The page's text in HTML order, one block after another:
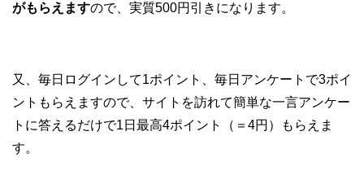
がもらえますので、実質500円引きになります。
又、毎日ログインして1ポイント、毎日アンケートで3ポイ
ントもらえますので、サイトを訪れて簡単な一言アンケー
トに答えるだけで1日最高4ポイント（＝4円）もらえま
す。